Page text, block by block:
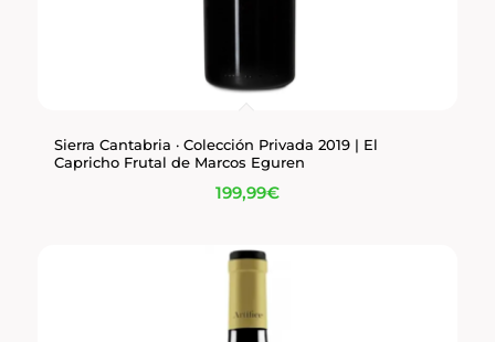
Sierra Cantabria · Colección Privada 2019 | El
Capricho Frutal de Marcos Eguren
199,99€